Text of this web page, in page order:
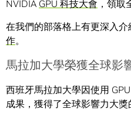
NVIDIA GPU 科技大會 ，領取
在我們的部落格上有更深入介
作。
馬拉加大學榮獲全球影
西班牙馬拉加大學因使用
成果，獲得了全球影響力大獎